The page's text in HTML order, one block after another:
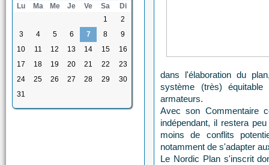
Lu Ma Me Je Ve Sa
Di
1
2
3
4 5 6 7 8
9
10
11 12 13 14 15
16
17
18 19 20 21 22
23
24
25 26 27 28 29
30
31
dans l'élaboration du
système (très)
armateurs.
Avec son Commentaire
indépendant, il restera
moins de conflits
notamment de s'adapter
Le Nordic Plan s'inscrit